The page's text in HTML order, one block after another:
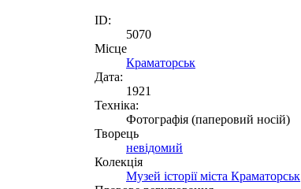
ID:
5070
Місце
Краматорськ
Дата:
1921
Техніка:
Фотографія (паперовий носій)
Творець
невідомий
Колекція
Музей історії міста Краматорськ